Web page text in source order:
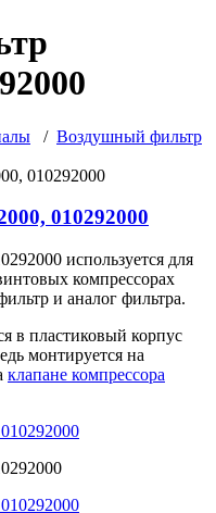
/ Воздушный фильтр
010292000
010292000
используется для
компрессорах
и аналог фильтра.
в пластиковый корпус
монтируется на
клапане компрессора